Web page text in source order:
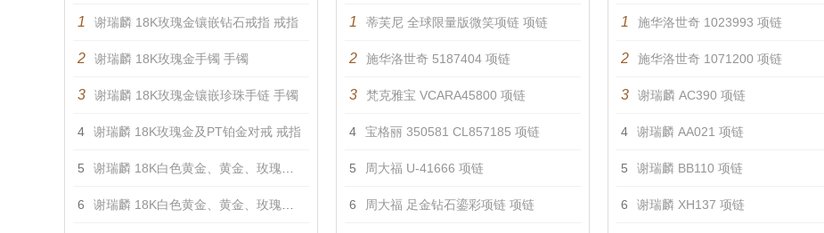
1 谢瑞麟 18K玫瑰金镶嵌钻石戒指 戒指
2 谢瑞麟 18K玫瑰金手镯 手镯
3 谢瑞麟 18K玫瑰金镶嵌珍珠手链 手镯
4 谢瑞麟 18K玫瑰金及PT铂金对戒 戒指
5 谢瑞麟 18K白色黄金、黄金、玫瑰金镶钻对戒 戒指
6 谢瑞麟 18K白色黄金、黄金、玫瑰金镶钻对戒 戒指
1 蒂芙尼 全球限量版微笑项链 项链
2 施华洛世奇 5187404 项链
3 梵克雅宝 VCARA45800 项链
4 宝格丽 350581 CL857185 项链
5 周大福 U-41666 项链
6 周大福 足金钻石鎏彩项链 项链
1 施华洛世奇 1023993 项链
2 施华洛世奇 1071200 项链
3 谢瑞麟 AC390 项链
4 谢瑞麟 AA021 项链
5 谢瑞麟 BB110 项链
6 谢瑞麟 XH137 项链